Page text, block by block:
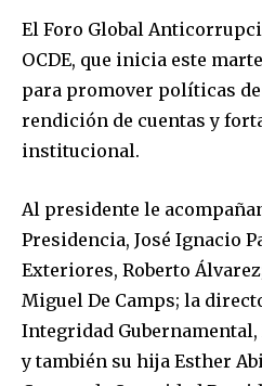
El Foro Global
OCDE, que inicia este
para promover políticas
rendición de cuentas y
institucional.
Al presidente le
Presidencia, José Ignacio
Exteriores, Roberto
Miguel De Camps; la
Integridad
y también su hija Esther